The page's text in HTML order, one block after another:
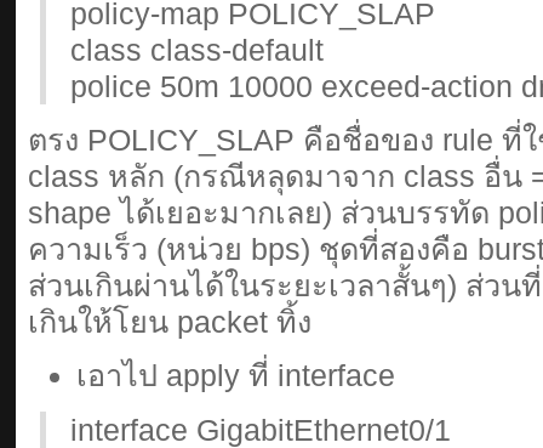
policy-map POLICY_SLAP
class class-default
police 50m 10000 exceed-action
ตรง POLICY_SLAP คือชื่อของ rule ที่
class หลัก (กรณีหลุดมาจาก class อื่น
shape ได้เยอะมากเลย) ส่วนบรรทัด
ความเร็ว (หน่วย bps) ชุดที่สองคือ
ส่วนเกินผ่านได้ในระยะเวลาสั้นๆ) ส่ว
เกินให้โยน packet ทิ้ง
เอาไป apply ที่ interface
interface GigabitEthernet0/1